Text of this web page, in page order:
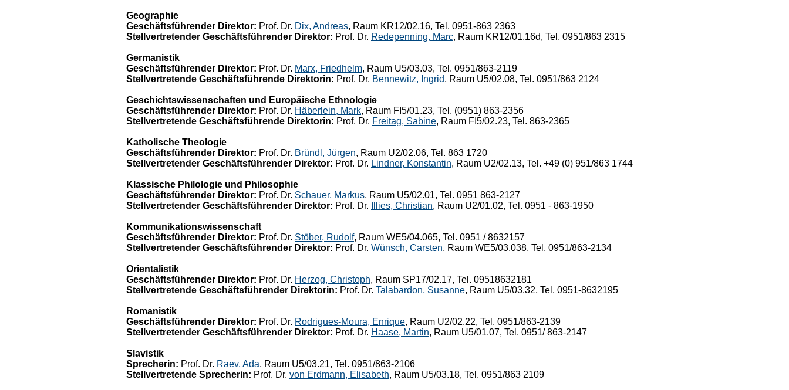
Geographie
Geschäftsführender Direktor: Prof. Dr. Dix, Andreas, Raum KR12/02.16, Tel. 0951-863 2363
Stellvertretender Geschäftsführender Direktor: Prof. Dr. Redepenning, Marc, Raum KR12/01.16d, Tel. 0951/863 2315
Germanistik
Geschäftsführender Direktor: Prof. Dr. Marx, Friedhelm, Raum U5/03.03, Tel. 0951/863-2119
Stellvertretende Geschäftsführende Direktorin: Prof. Dr. Bennewitz, Ingrid, Raum U5/02.08, Tel. 0951/863 2124
Geschichtswissenschaften und Europäische Ethnologie
Geschäftsführender Direktor: Prof. Dr. Häberlein, Mark, Raum FI5/01.23, Tel. (0951) 863-2356
Stellvertretende Geschäftsführende Direktorin: Prof. Dr. Freitag, Sabine, Raum FI5/02.23, Tel. 863-2365
Katholische Theologie
Geschäftsführender Direktor: Prof. Dr. Bründl, Jürgen, Raum U2/02.06, Tel. 863 1720
Stellvertretender Geschäftsführender Direktor: Prof. Dr. Lindner, Konstantin, Raum U2/02.13, Tel. +49 (0) 951/863 1744
Klassische Philologie und Philosophie
Geschäftsführender Direktor: Prof. Dr. Schauer, Markus, Raum U5/02.01, Tel. 0951 863-2127
Stellvertretender Geschäftsführender Direktor: Prof. Dr. Illies, Christian, Raum U2/01.02, Tel. 0951 - 863-1950
Kommunikationswissenschaft
Geschäftsführender Direktor: Prof. Dr. Stöber, Rudolf, Raum WE5/04.065, Tel. 0951 / 8632157
Stellvertretender Geschäftsführender Direktor: Prof. Dr. Wünsch, Carsten, Raum WE5/03.038, Tel. 0951/863-2134
Orientalistik
Geschäftsführender Direktor: Prof. Dr. Herzog, Christoph, Raum SP17/02.17, Tel. 09518632181
Stellvertretende Geschäftsführender Direktorin: Prof. Dr. Talabardon, Susanne, Raum U5/03.32, Tel. 0951-8632195
Romanistik
Geschäftsführender Direktor: Prof. Dr. Rodrigues-Moura, Enrique, Raum U2/02.22, Tel. 0951/863-2139
Stellvertretender Geschäftsführender Direktor: Prof. Dr. Haase, Martin, Raum U5/01.07, Tel. 0951/ 863-2147
Slavistik
Sprecherin: Prof. Dr. Raev, Ada, Raum U5/03.21, Tel. 0951/863-2106
Stellvertretende Sprecherin: Prof. Dr. von Erdmann, Elisabeth, Raum U5/03.18, Tel. 0951/863 2109